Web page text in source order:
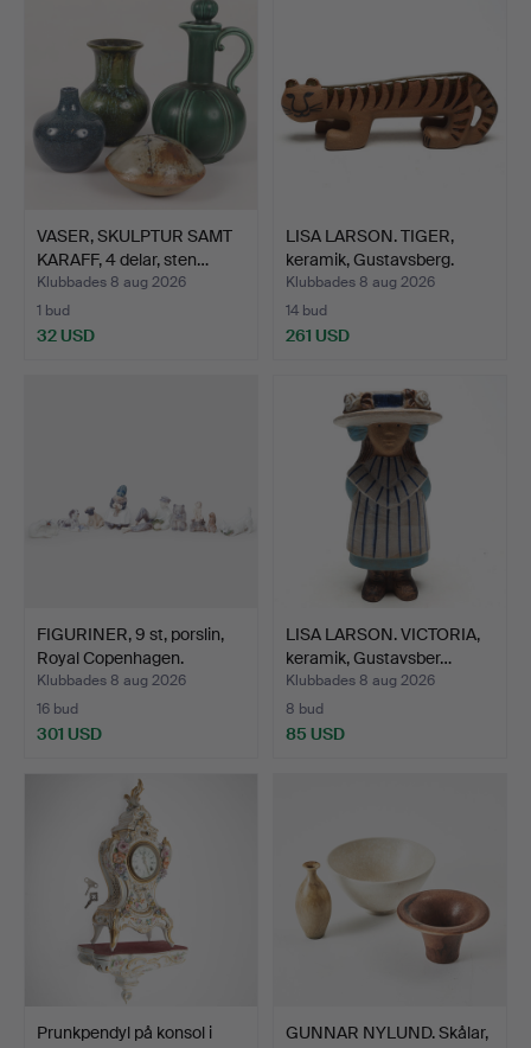
VASER, SKULPTUR SAMT
KARAFF, 4 delar, sten…
Klubbades 8 aug 2026
1 bud
32 USD
LISA LARSON. TIGER,
keramik, Gustavsberg.
Klubbades 8 aug 2026
14 bud
261 USD
FIGURINER, 9 st, porslin,
Royal Copenhagen.
Klubbades 8 aug 2026
16 bud
301 USD
LISA LARSON. VICTORIA,
keramik, Gustavsber…
Klubbades 8 aug 2026
8 bud
85 USD
Prunkpendyl på konsol i
GUNNAR NYLUND. Skålar,